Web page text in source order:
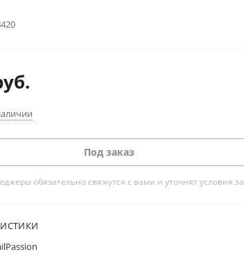
Под заказ
обязательно свяжутся с вами и уточнят условия